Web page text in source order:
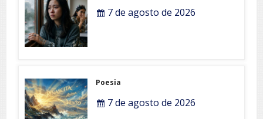
7 de agosto de 2026
Poesia
7 de agosto de 2026